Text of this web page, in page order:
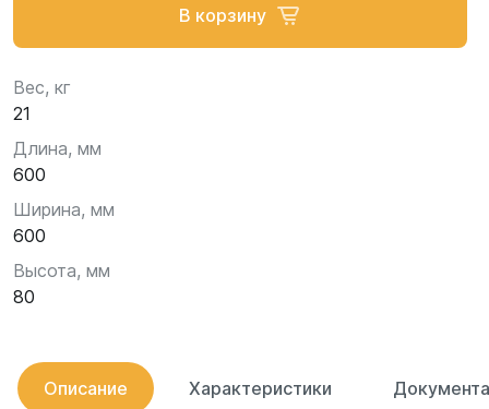
В корзину
Вес, кг
21
Длина, мм
600
Ширина, мм
600
Высота, мм
80
Описание Характеристики